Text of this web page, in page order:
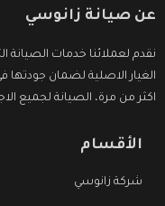
عن صيانة زانوسي
نقدم لعملائنا خدمات
الغيار الاصلية لضمان
اكثر من مرة، الصيانة لجميع
الأقسام
شركة زانوسي